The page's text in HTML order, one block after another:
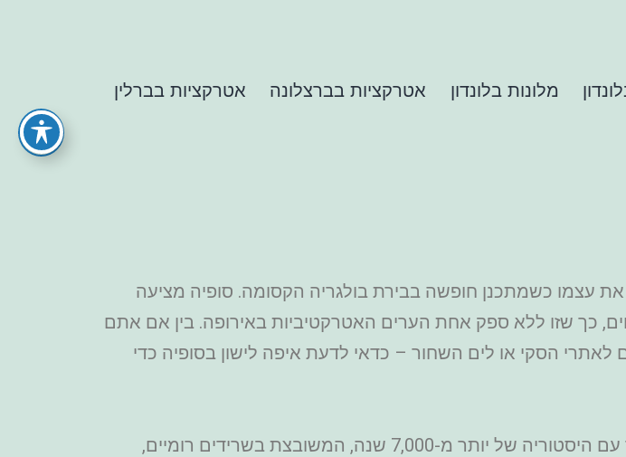
מלונות בלונדון אטרקציות בברצלונה אטרקציות בברלין
עצמו כשמתכנן חופשה בבירת בולגריה הקסומה. סופיה מציעה
כך שזו ללא ספק אחת הערים האטרקטיביות באירופה. בין אם אתם
לאתרי הסקי או לים השחור – כדאי לדעת איפה לישון בסופיה כדי
סופיה היא עיר תוססת שמצליחה לשלב בין ישן לחדש. מדובר בעיר עם היסטוריה של יותר מ-7,000 שנה, המשובצת בשרידים רומיים,